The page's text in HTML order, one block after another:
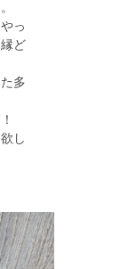
っ
ど
多
し